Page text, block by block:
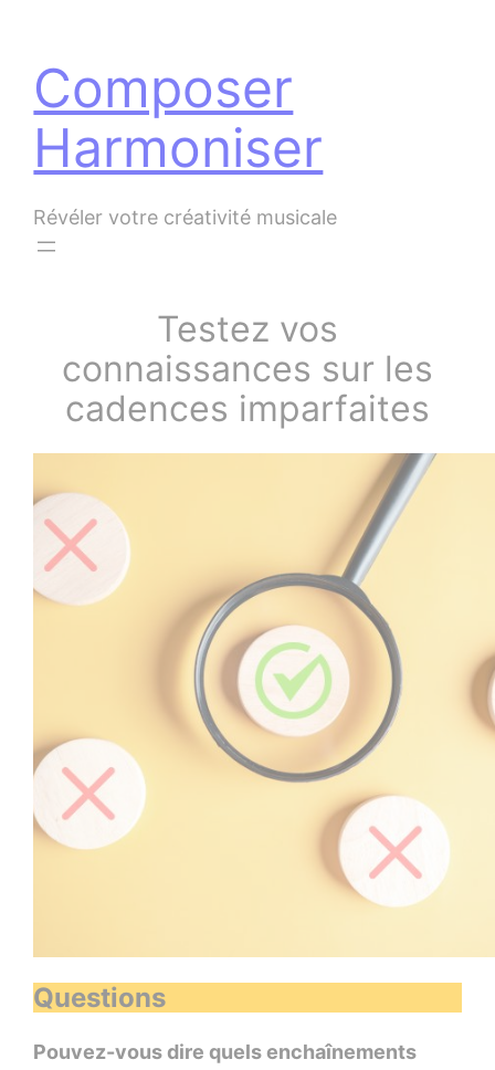
contenu
Composer
Harmoniser
Révéler votre créativité musicale
Testez vos
connaissances sur les
cadences imparfaites
Questions
Pouvez-vous dire quels enchaînements